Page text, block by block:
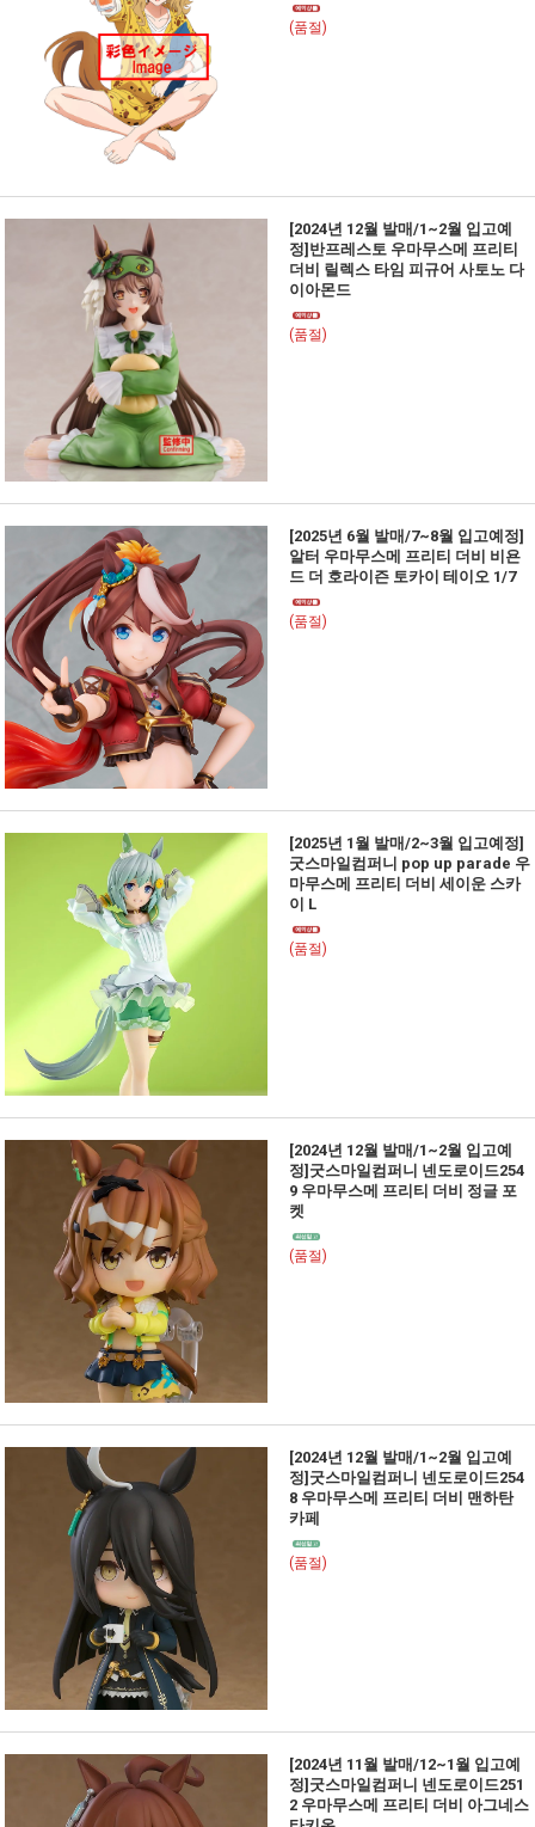
(품절)
[2024년 12월 발매/1~2월 입고예
정]반프레스토 우마무스메 프리티
더비 릴렉스 타임 피규어 사토노 다
이아몬드
(품절)
[2025년 6월 발매/7~8월 입고예정]
알터 우마무스메 프리티 더비 비욘
드 더 호라이즌 토카이 테이오 1/7
(품절)
[2025년 1월 발매/2~3월 입고예정]
굿스마일컴퍼니 pop up parade 우
마무스메 프리티 더비 세이운 스카
이 L
(품절)
[2024년 12월 발매/1~2월 입고예
정]굿스마일컴퍼니 넨도로이드254
9 우마무스메 프리티 더비 정글 포
켓
(품절)
[2024년 12월 발매/1~2월 입고예
정]굿스마일컴퍼니 넨도로이드254
8 우마무스메 프리티 더비 맨하탄
카페
(품절)
[2024년 11월 발매/12~1월 입고예
정]굿스마일컴퍼니 넨도로이드251
2 우마무스메 프리티 더비 아그네스